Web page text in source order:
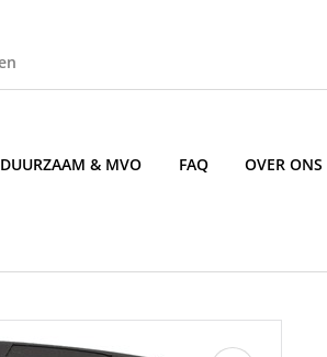
DUURZAAM & MVO FAQ OVER ONS